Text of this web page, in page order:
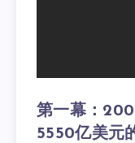
第一幕：
5550亿美元